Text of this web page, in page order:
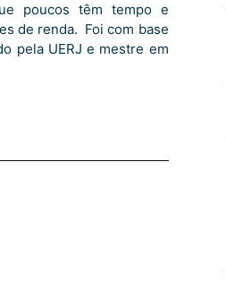
poucos têm tempo e
de renda. Foi com base
pela UERJ e mestre em